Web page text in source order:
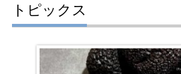
トピックス